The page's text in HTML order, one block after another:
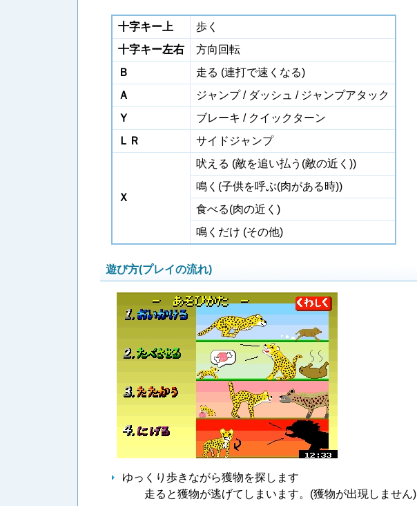
十字キー上
歩く
十字キー左右
方向回転
Ｂ
走る (連打で速くなる)
Ａ
ジャンプ / ダッシュ / ジャンプアタック
Ｙ
ブレーキ / クイックターン
ＬＲ
サイドジャンプ
Ｘ
吠える (敵を追い払う(敵の近く))
鳴く(子供を呼ぶ(肉がある時))
食べる(肉の近く)
鳴くだけ (その他)
遊び方(プレイの流れ)
ゆっくり歩きながら獲物を探します
走ると獲物が逃げてしまいます。(獲物が出現しません)